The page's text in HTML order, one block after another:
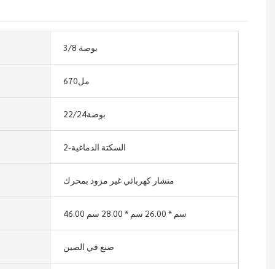
3/8 بوصة
مل670
بوصة22/24
2-السكتة الدماغية
منشار كهربائي غير مزود بمحرك
46.00 سم * 26.00 سم * 28.00 سم
صنع في الصين